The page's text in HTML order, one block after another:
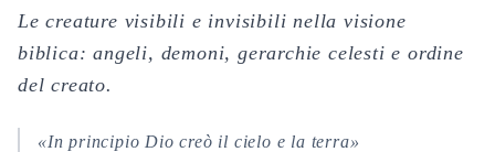
Le creature visibili e invisibili nella visione
biblica: angeli, demoni, gerarchie celesti e ordine
del creato.
«In principio Dio creò il cielo e la terra»